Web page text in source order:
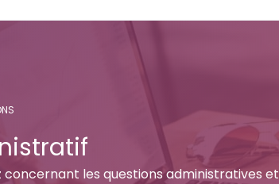
les questions administratives et